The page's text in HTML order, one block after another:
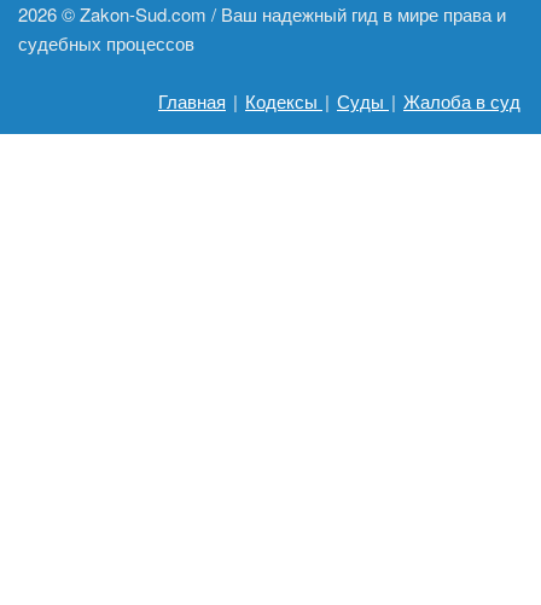
2026 ©Zakon-Sud.com / Ваш надежный гид в мире права и
судебных процессов
Главная | Кодексы | Суды | Жалоба в суд